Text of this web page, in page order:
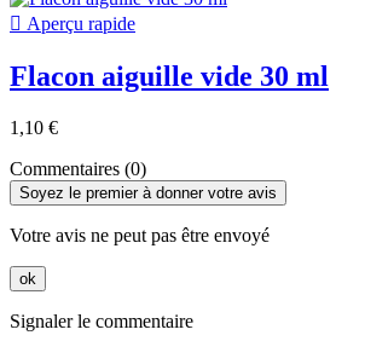
 Aperçu rapide
Flacon aiguille vide 30 ml
1,10 €
Commentaires (0)
Soyez le premier à donner votre avis
Votre avis ne peut pas être envoyé
ok
Signaler le commentaire